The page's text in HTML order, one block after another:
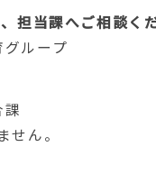
担当課へご相談くだ
ループ
せん。